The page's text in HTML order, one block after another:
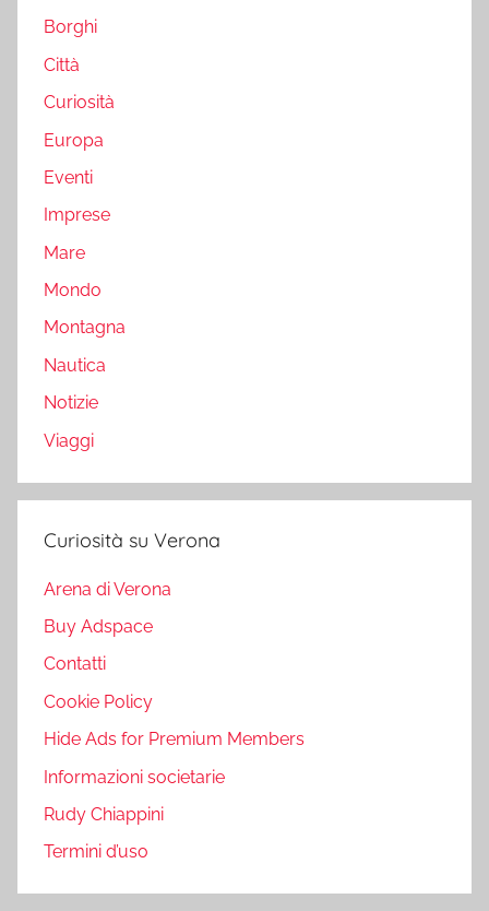
Borghi
Città
Curiosità
Europa
Eventi
Imprese
Mare
Mondo
Montagna
Nautica
Notizie
Viaggi
Curiosità su Verona
Arena di Verona
Buy Adspace
Contatti
Cookie Policy
Hide Ads for Premium Members
Informazioni societarie
Rudy Chiappini
Termini d’uso